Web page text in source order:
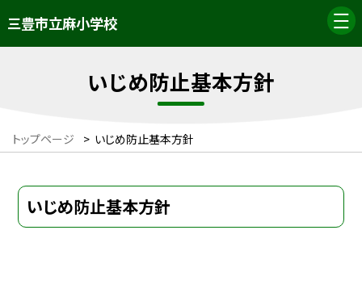
三豊市立麻小学校
いじめ防止基本方針
トップページ > いじめ防止基本方針
いじめ防止基本方針